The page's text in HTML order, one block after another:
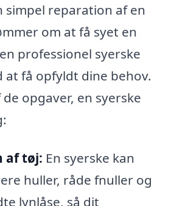
simpel reparation af en
om at få syet en
professionel syerske
få opfyldt dine behov.
opgaver, en syerske
af tøj: En syerske kan
huller, råde fnuller og
lynlåse, så dit